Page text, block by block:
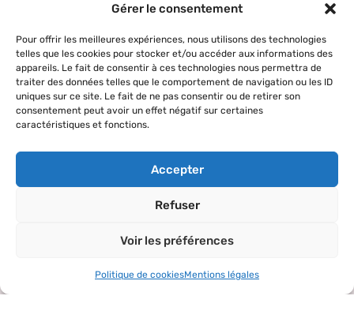
Gérer le consentement
Pour offrir les meilleures expériences, nous utilisons des technologies
telles que les cookies pour stocker et/ou accéder aux informations des
appareils. Le fait de consentir à ces technologies nous permettra de
traiter des données telles que le comportement de navigation ou les ID
uniques sur ce site. Le fait de ne pas consentir ou de retirer son
consentement peut avoir un effet négatif sur certaines
caractéristiques et fonctions.
Accepter
Refuser
Voir les préférences
Politique de cookiesMentions légales
Nous contacter
Qui sommes-
nous ?
Nos valeurs
La charte AVF
Nos actions
Accueil des
nouveaux
arrivants
Rencontres
Activités et
Le réseau
AVF
Répertoire
des AVF
réseau
Suivez-nous